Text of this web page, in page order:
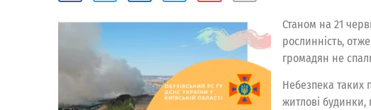
Станом на 21
рослинність,
громадян не
Небезпека таких
житлові будинки,